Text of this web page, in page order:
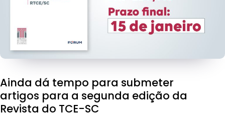
Ainda dá tempo para submeter
artigos para a segunda edição da
Revista do TCE-SC